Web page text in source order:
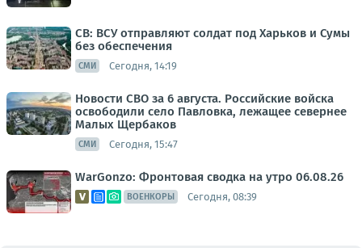
СВ: ВСУ отправляют солдат под Харьков и Сумы
без обеспечения
СМИ Сегодня, 14:19
Новости СВО за 6 августа. Российские войска
освободили село Павловка, лежащее севернее
Малых Щербаков
СМИ Сегодня, 15:47
WarGonzo: Фронтовая сводка на утро 06.08.26
ВОЕНКОРЫ Сегодня, 08:39